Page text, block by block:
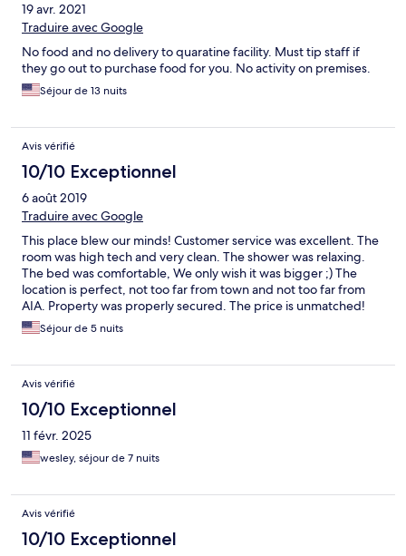
19 avr. 2021
Traduire avec Google
No food and no delivery to quaratine facility. Must tip staff if
they go out to purchase food for you. No activity on premises.
Séjour de 13 nuits
Avis vérifié
10/10 Exceptionnel
6 août 2019
Traduire avec Google
This place blew our minds! Customer service was excellent. The
room was high tech and very clean. The shower was relaxing.
The bed was comfortable, We only wish it was bigger ;) The
location is perfect, not too far from town and not too far from
AIA. Property was properly secured. The price is unmatched!
We came not knowing what to expect but we were completely
blown away, and left with heavy hearts. Would 100%
Séjour de 5 nuits
Avis vérifié
10/10 Exceptionnel
11 févr. 2025
wesley, séjour de 7 nuits
Avis vérifié
10/10 Exceptionnel